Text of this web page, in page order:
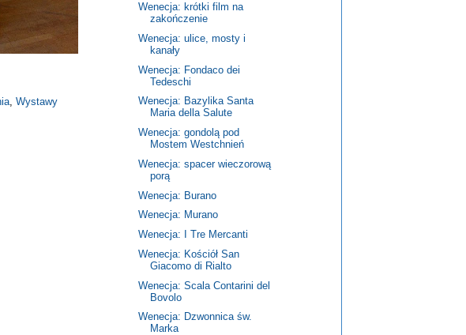
Wystawy
Wenecja: krótki film na
zakończenie
Wenecja: ulice, mosty i
kanały
Wenecja: Fondaco dei
Tedeschi
Wenecja: Bazylika Santa
Maria della Salute
Wenecja: gondolą pod
Mostem Westchnień
Wenecja: spacer wieczorową
porą
Wenecja: Burano
Wenecja: Murano
Wenecja: I Tre Mercanti
Wenecja: Kościół San
Giacomo di Rialto
Wenecja: Scala Contarini del
Bovolo
Wenecja: Dzwonnica św.
Marka